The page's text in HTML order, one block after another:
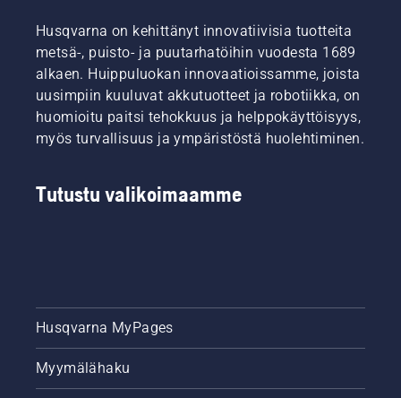
Husqvarna on kehittänyt innovatiivisia tuotteita
metsä-, puisto- ja puutarhatöihin vuodesta 1689
alkaen. Huippuluokan innovaatioissamme, joista
uusimpiin kuuluvat akkutuotteet ja robotiikka, on
huomioitu paitsi tehokkuus ja helppokäyttöisyys,
myös turvallisuus ja ympäristöstä huolehtiminen.
Tutustu valikoimaamme
Husqvarna MyPages
Myymälähaku